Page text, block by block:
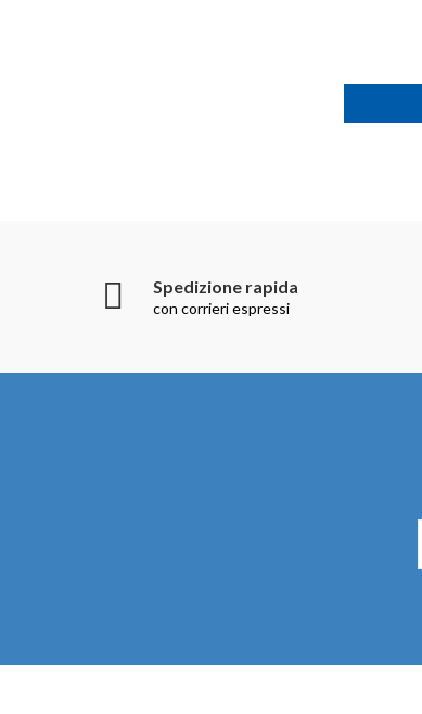
Spedizione rapida
con corrieri espressi